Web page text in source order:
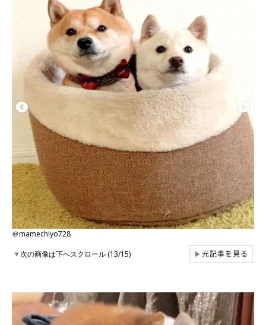
＠mamechiyo728
▼次の画像は下へスクロール (13/15) ▶元記事を見る